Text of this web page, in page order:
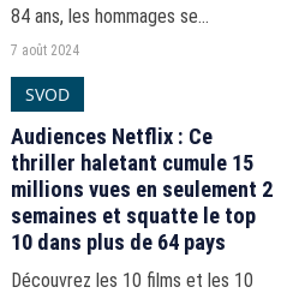
84 ans, les hommages se
multiplient. Rachida Dati, Nathalie
Cyril Féraud n'ont pas manqué de
saluer la mémoire de...
7 août 2024
SVOD
Audiences Netflix : Ce
thriller haletant cumule 15
millions vues en seulement 2
semaines et squatte le top
10 dans plus de 64 pays
Découvrez les 10 films et les 10